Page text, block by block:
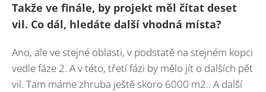
Takže ve finále, by projekt měl čítat deset
vil. Co dál, hledáte další vhodná místa?
Ano, ale ve stejné oblasti, v podstatě na stejném kopci
vedle fáze 2. A v této, třetí fázi by mělo jít o dalších pět
vil. Tam máme zhruba ještě skoro 6000 m2.. A další